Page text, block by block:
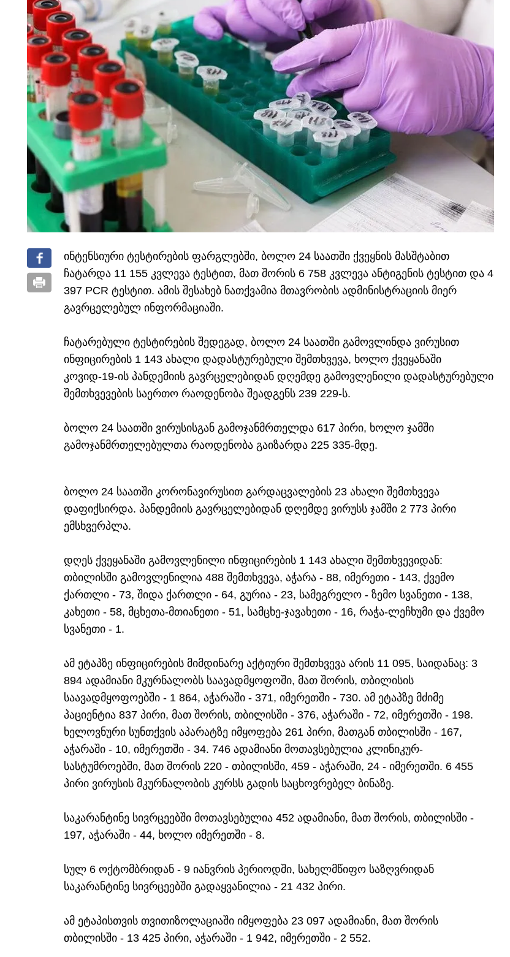
ინტენსიური ტესტირების ფარგლებში, ბოლო 24 საათში ქვეყნის მასშტაბით
ჩატარდა 11 155 კვლევა ტესტით, მათ შორის 6 758 კვლევა ანტიგენის ტესტით და 4
397 PCR ტესტით. ამის შესახებ ნათქვამია მთავრობის ადმინისტრაციის მიერ
გავრცელებულ ინფორმაციაში.
ჩატარებული ტესტირების შედეგად, ბოლო 24 საათში გამოვლინდა ვირუსით
ინფიცირების 1 143 ახალი დადასტურებული შემთხვევა, ხოლო ქვეყანაში
კოვიდ-19-ის პანდემიის გავრცელებიდან დღემდე გამოვლენილი დადასტურებული
შემთხვევების საერთო რაოდენობა შეადგენს 239 229-ს.
ბოლო 24 საათში ვირუსისგან გამოჯანმრთელდა 617 პირი, ხოლო ჯამში
გამოჯანმრთელებულთა რაოდენობა გაიზარდა 225 335-მდე.
ბოლო 24 საათში კორონავირუსით გარდაცვალების 23 ახალი შემთხვევა
დაფიქსირდა. პანდემიის გავრცელებიდან დღემდე ვირუსს ჯამში 2 773 პირი
ემსხვერპლა.
დღეს ქვეყანაში გამოვლენილი ინფიცირების 1 143 ახალი შემთხვევიდან:
თბილისში გამოვლენილია 488 შემთხვევა, აჭარა - 88, იმერეთი - 143, ქვემო
ქართლი - 73, შიდა ქართლი - 64, გურია - 23, სამეგრელო - ზემო სვანეთი - 138,
კახეთი - 58, მცხეთა-მთიანეთი - 51, სამცხე-ჯავახეთი - 16, რაჭა-ლეჩხუმი და ქვემო
სვანეთი - 1.
ამ ეტაპზე ინფიცირების მიმდინარე აქტიური შემთხვევა არის 11 095, საიდანაც: 3
894 ადამიანი მკურნალობს საავადმყოფოში, მათ შორის, თბილისის
საავადმყოფოებში - 1 864, აჭარაში - 371, იმერეთში - 730. ამ ეტაპზე მძიმე
პაციენტია 837 პირი, მათ შორის, თბილისში - 376, აჭარაში - 72, იმერეთში - 198.
ხელოვნური სუნთქვის აპარატზე იმყოფება 261 პირი, მათგან თბილისში - 167,
აჭარაში - 10, იმერეთში - 34. 746 ადამიანი მოთავსებულია კლინიკურ-
სასტუმროებში, მათ შორის 220 - თბილისში, 459 - აჭარაში, 24 - იმერეთში. 6 455
პირი ვირუსის მკურნალობის კურსს გადის საცხოვრებელ ბინაზე.
საკარანტინე სივრცეებში მოთავსებულია 452 ადამიანი, მათ შორის, თბილისში -
197, აჭარაში - 44, ხოლო იმერეთში - 8.
სულ 6 ოქტომბრიდან - 9 იანვრის პერიოდში, სახელმწიფო საზღვრიდან
საკარანტინე სივრცეებში გადაყვანილია - 21 432 პირი.
ამ ეტაპისთვის თვითიზოლაციაში იმყოფება 23 097 ადამიანი, მათ შორის
თბილისში - 13 425 პირი, აჭარაში - 1 942, იმერეთში - 2 552.